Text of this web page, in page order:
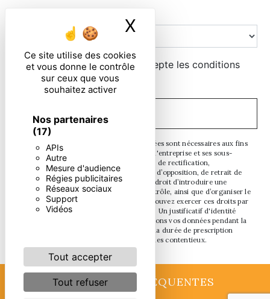
Ce site utilise des cookies
et vous donne le contrôle
sur ceux que vous
souhaitez activer
Nos partenaires
(17)
APIs
Autre
Mesure d'audience
Régies publicitaires
Réseaux sociaux
Support
Vidéos
Tout accepter
Tout refuser
X Masquer le
En cochant cette case, j'accepte les conditions
particulières ci-dessous **
** Les données personnelles communiquées sont nécessaires aux fins
de vous contacter. Elles sont destinées à l'entreprise et ses sous-
traitants. Vous disposez de droits d’accès, de rectification,
d’effacement, de portabilité, de limitation, d’opposition, de retrait de
votre consentement à tout moment et du droit d’introduire une
réclamation auprès d’une autorité de contrôle, ainsi que d’organiser le
sort de vos données post-mortem. Vous pouvez exercer ces droits par
voie postale ou par courrier électronique. Un justificatif d'identité
pourra vous être demandé. Nous conservons vos données pendant la
période de prise de contact puis pendant la durée de prescription
légale aux fins probatoires et de gestion des contentieux.
RECHERCHES FRÉQUENTES